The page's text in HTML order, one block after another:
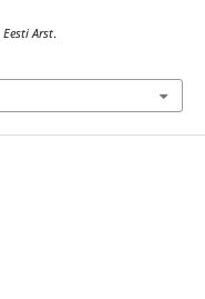
Eesti Arst.